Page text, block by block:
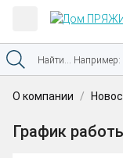
О компании
График